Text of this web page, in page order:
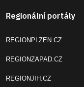
Regionální portály
REGIONPLZEN.CZ
REGIONZAPAD.CZ
REGIONJIH.CZ